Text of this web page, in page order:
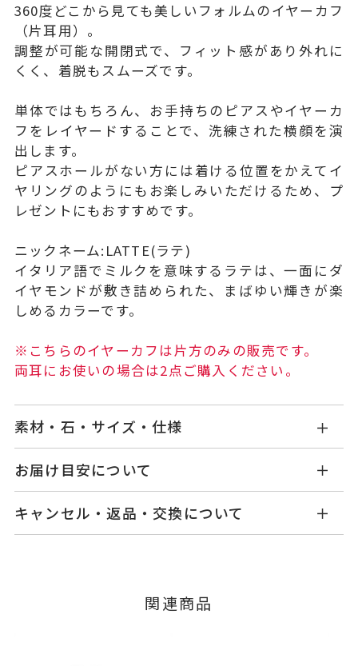
360度どこから見ても美しいフォルムのイヤーカフ
（片耳用）。
調整が可能な開閉式で、フィット感があり外れに
くく、着脱もスムーズです。
単体ではもちろん、お手持ちのピアスやイヤーカ
フをレイヤードすることで、洗練された横顔を演
出します。
ピアスホールがない方には着ける位置をかえてイ
ヤリングのようにもお楽しみいただけるため、プ
レゼントにもおすすめです。
ニックネーム:LATTE(ラテ)
イタリア語でミルクを意味するラテは、一面にダ
イヤモンドが敷き詰められた、まばゆい輝きが楽
しめるカラーです。
※こちらのイヤーカフは片方のみの販売です。
両耳にお使いの場合は2点ご購入ください。
素材・石・サイズ・仕様
品番
GL0025V110WDYG
素材
K18イエローゴールド
石
ダイヤモンド0.11ct
縦：約16.5mm 横：約12.5mm 厚
お届け目安について
せ。
ご注文およびご入金確認後、以下の日程にて発送
■お届け目安が「3営業日以内に発送」の商品
キャンセル・返品・交換について
ージの購入履歴一覧よりご注文状況をご確認いた
関連商品